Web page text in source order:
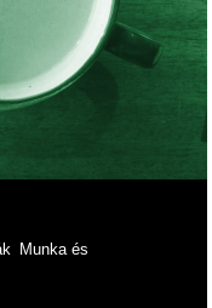
Munka és